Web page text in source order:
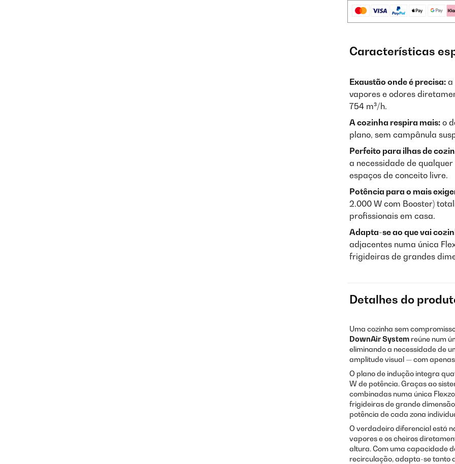
Características
Exaustão onde é precisa: a
vapores e odores
754 m³/h.
A cozinha respira mais: o
plano, sem campânula
Perfeito para ilhas de
a necessidade de
espaços de conceito livre.
Potência para o mais
2.000 W com Booster)
profissionais em casa.
Adapta-se ao que vai
adjacentes numa única
frigideiras de grandes
Detalhes do
Uma cozinha sem
DownAir System reúne num
eliminando a necessidade de
amplitude visual — com
O plano de indução integra
W de potência. Graças ao
combinadas numa única
frigideiras de grande
potência de cada zona
O verdadeiro diferencial está
vapores e os cheiros
altura. Com uma capacidade
recirculação, adapta-se tanto